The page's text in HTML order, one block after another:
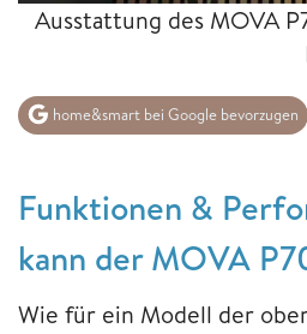
Ausstattung des MOVA
home&smart bei Google bevorzugen
Funktionen &
kann der MOVA
Wie für ein Modell der